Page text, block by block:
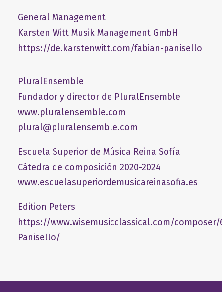
General Management
​Karsten Witt Musik Management GmbH​
https://de.karstenwitt.com/fabian-panisello
PluralEnsemble
Fundador y director de PluralEnsemble
www.pluralensemble.com
plural@pluralensemble.com
Escuela Superior de Música Reina Sofía
Cátedra de composición 2020-2024
www.escuelasuperiordemusicareinasofia.es
Edition Peters
https://www.wisemusicclassical.com/composer/
Panisello/